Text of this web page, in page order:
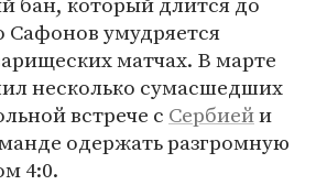
Сафонов умудряется
матчах. В марте
несколько сумасшедших
встрече с Сербиейи
одержать разгромную
4:0.